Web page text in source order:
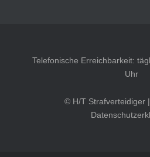
Telefonische Erreichbarkeit:
Uhr
© H/T Strafverteidiger |